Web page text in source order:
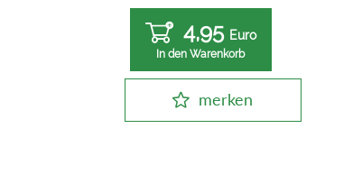
4,95 Euro
In den Warenkorb
merken